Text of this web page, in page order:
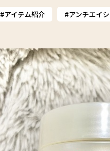
アイテム紹介 アンチエイ